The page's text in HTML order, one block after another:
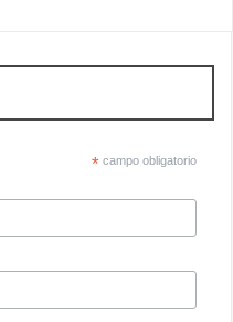
*campo obligatorio